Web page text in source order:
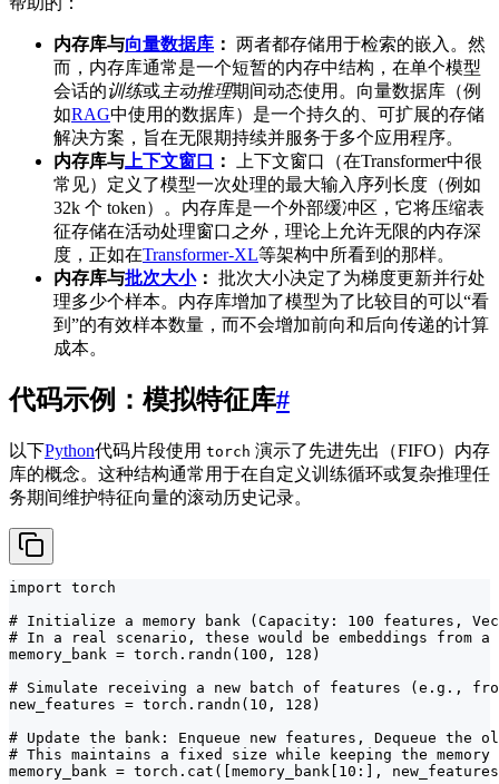
内存库与向量数据库 ： 两者都存储用于检索的嵌入。然
而，内存库通常是一个短暂的内存中结构，在单个模型
会话的训练或主动推理期间动态使用。向量数据库（例
如RAG中使用的数据库）是一个持久的、可扩展的存储
解决方案，旨在无限期持续并服务于多个应用程序。
内存库与 上下文窗口 ：
上下文窗口（在Transformer中很
常见）定义了模型一次处理的最大输入序列长度（例如
32k 个 token）。内存库是一个外部缓冲区，它将压缩表
征存储在活动处理窗口 之外，理论上允许无限的内存深
度，正如在Transformer-XL等架构中所看到的那样。
内存库与批次大小： 批次大小决定了为梯度更新并行处
理多少个样本。内存库增加了模型为了比较目的可以“看
到”的有效样本数量，而不会增加前向和后向传递的计算
成本。
代码示例：模拟特征库#
以下Python代码片段使用 torch 演示了先进先出（FIFO）内存
库的概念。这种结构通常用于在自定义训练循环或复杂推理任
务期间维护特征向量的滚动历史记录。
import torch
# Initialize a memory bank (Capacity: 100 features,
# In a real scenario, these would be embeddings from a
memory_bank = torch.randn(100, 128)
# Simulate receiving a new batch of features (e.g.,
new_features = torch.randn(10, 128)
# Update the bank: Enqueue new features, Dequeue the
# This maintains a fixed size while keeping the
memory_bank = torch.cat([memory_bank[10:],